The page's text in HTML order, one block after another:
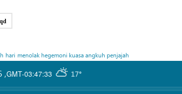
hari menolak hegemoni kuasa angkuh penjajah
GMT-03:47:33 17°
,